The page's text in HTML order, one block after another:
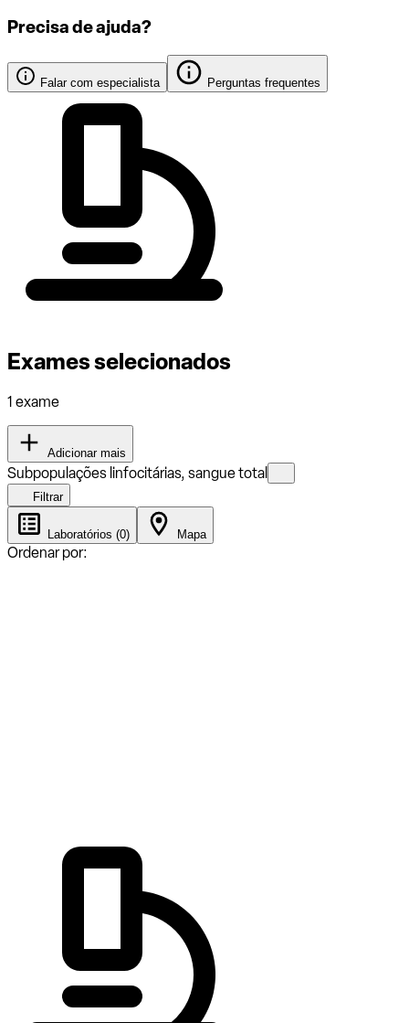
Precisa de ajuda?
Falar com especialista Perguntas frequentes
Exames selecionados
1 exame
Adicionar mais
Subpopulações linfocitárias, sangue total
Filtrar
Laboratórios (0) Mapa
Ordenar por: